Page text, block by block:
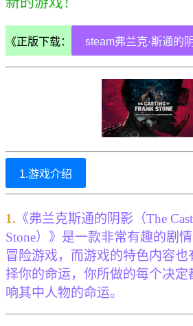
《正版下载： steam弗兰克·斯通的
1.游戏介绍
1. 《弗兰克斯通的阴影（The
Stone）》是一款非常有趣的剧
冒险游戏，而游戏的特色内容
择你的命运，你所做的每个决定
响其中人物的命运。